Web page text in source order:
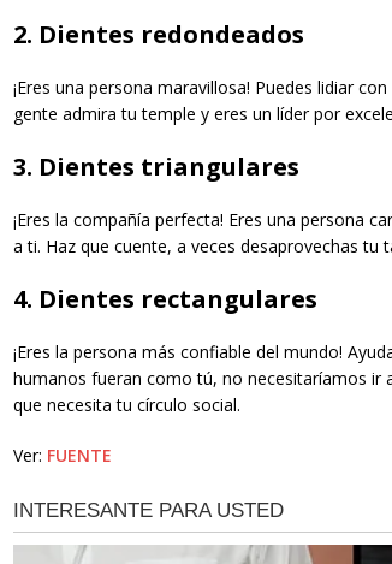
2. Dientes redondeados
¡Eres una persona maravillosa! Puedes lidiar
gente admira tu temple y eres un líder por
3. Dientes triangulares
¡Eres la compañía perfecta! Eres una persona
a ti. Haz que cuente, a veces desaprovechas tu
4. Dientes rectangulares
¡Eres la persona más confiable del mundo!
humanos fueran como tú, no necesitaríamos ir
que necesita tu círculo social.
Ver: FUENTE